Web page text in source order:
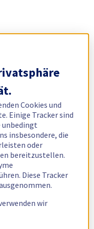
Cookies und
Einige Tracker sind
unbedingt
insbesondere, die
oder
bereitzustellen.
Diese Tracker
wir